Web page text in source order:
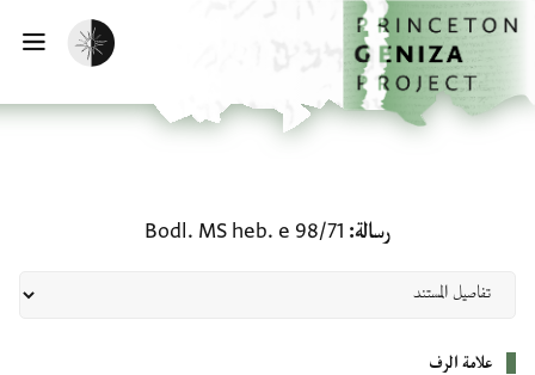
إلى المحتوى الرئيسي
الرئيسية
تفعيل الوضع المظلم
رسالة Bodl. MS heb. e 98/71
علامة الرف